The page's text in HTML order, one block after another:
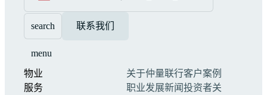
search 联系我们
menu
物业
服务
关于仲量联行客户案例
职业发展新闻投资者关